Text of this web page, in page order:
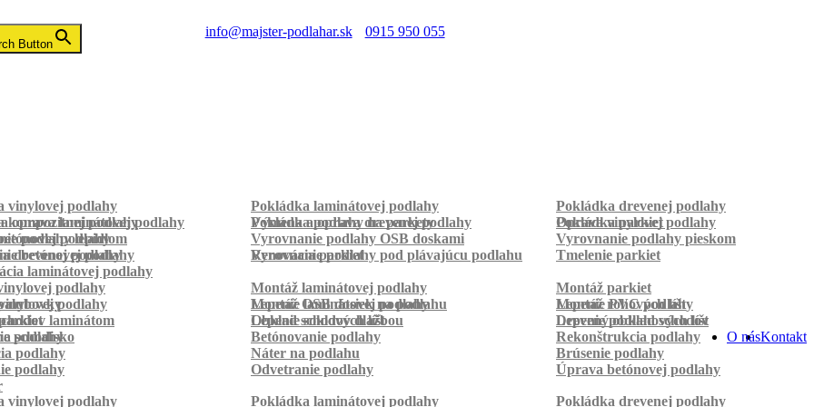
info@majster-podlahar.sk
0915 950 055
Button
vinylovej podlahy Pokládka laminátovej podlahy
Pokládka drevenej podlahy
kompozitnej podlahy Pokládka podlahy na parkety Pokládka parkiet
oprava laminátovej podlahy Výmena a oprava drevenej podlahy
Oprava vinylovej podlahy
podlahy
podlahy lepidlom Vyrovnanie podlahy OSB doskami
Vyrovnanie podlahy pieskom
betónovej podlahy Vyrovnanie podlahy pod plávajúcu podlahu
drevenej podlahy Renovácia parkiet
Tmelenie parkiet
laminátovej podlahy
podlahy Montáž laminátovej podlahy
Montáž parkiet
Montáž OSB dosiek na podlahu
Montáž rohových líšt
podlahy Lepenie laminátovej podlahy
Lepenie PVC podlahy
Lepenie soklových líšt Lepenie podlahových líšt
laminátom Obklad schodov dlažbou
Drevený obklad schodov
schodisko
podlahy Betónovanie podlahy
Rekonštrukcia podlahy
podlahy Náter na podlahu
Brúsenie podlahy
podlahy Odvetranie podlahy
Úprava betónovej podlahy
Kontakt
O nás
vinylovej podlahy Pokládka laminátovej podlahy
Pokládka drevenej podlahy